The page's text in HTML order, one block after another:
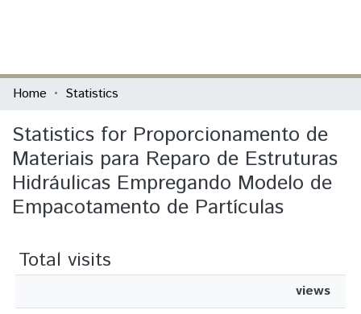
Communities & Collections
All of DSpace
Home Statistics
Statistics for Proporcionamento de
Materiais para Reparo de Estruturas
Hidráulicas Empregando Modelo de
Empacotamento de Partículas
Total visits
views